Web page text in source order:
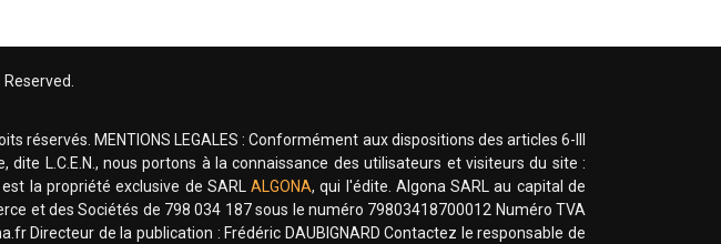
réservés. MENTIONS LEGALES : Conformément aux dispositions des articles 6-III
L.C.E.N., nous portons à la connaissance des utilisateurs et visiteurs du site :
la propriété exclusive de SARLALGONA, qui l'édite. Algona SARL au capital de
et des Sociétés de 798 034 187 sous le numéro 79803418700012 Numéro TVA
Directeur de la publication : Frédéric DAUBIGNARD Contactez le responsable de